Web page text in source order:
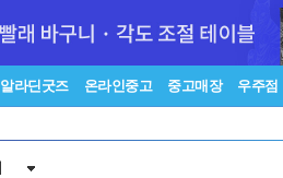
알라딘굿즈 온라인중고 중고매장 우주점